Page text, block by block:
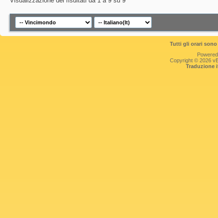
Tutti gli orari
Copyright © 2026
Traduzione